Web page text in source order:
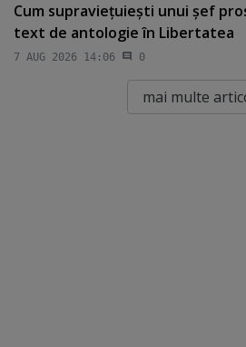
Cum supravieţuieşti unui şef
text de antologie în Libertatea
7 AUG 2026 14:06 0
mai multe